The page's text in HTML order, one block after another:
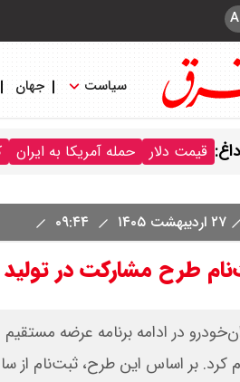
سیاست جهان
قیمت دلار حمله آمریکا به ایران
۲۷ اردیبهشت ۱۴۰۵
طرح مشارکت در تولید
در ادامه برنامه عرضه